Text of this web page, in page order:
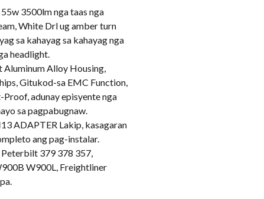
3500lm nga taas nga
White Drl ug amber turn
sa kahayag sa kahayag nga
headlight.
Aluminum Alloy Housing,
Gitukod-sa EMC Function,
adunay episyente nga
sa pagpabugnaw.
ADAPTER Lakip, kasagaran
ang pag-instalar.
Peterbilt 379 378 357,
W900L, Freightliner